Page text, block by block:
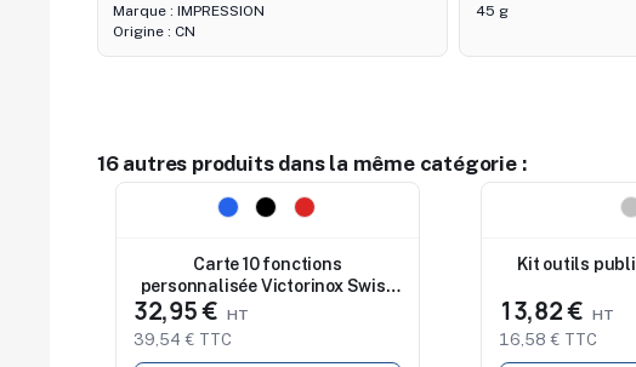
Marque : IMPRESSION
Origine : CN
45 g
16 autres produits dans la même catégorie :
Carte 10 fonctions
personnalisée Victorinox Swiss
Card Classic
32,95 €
39,54 € TTC
Kit outils
13,82 €
16,58 € TTC